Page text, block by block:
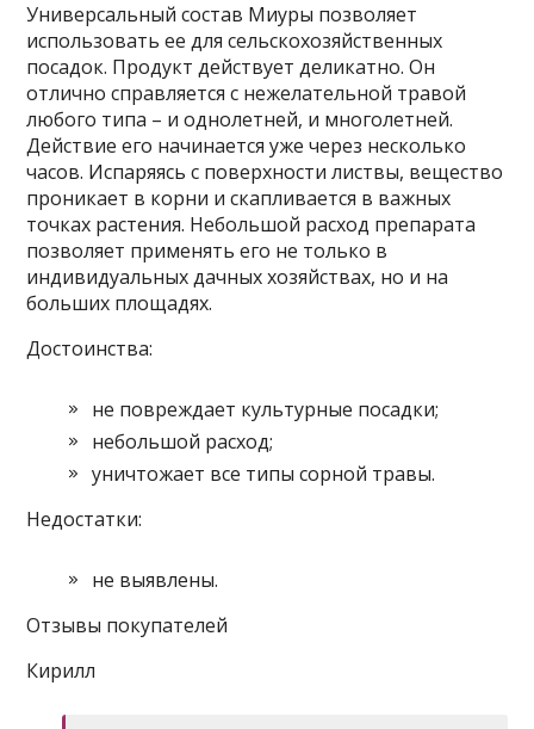
Универсальный состав Миуры позволяет
использовать ее для сельскохозяйственных
посадок. Продукт действует деликатно. Он
отлично справляется с нежелательной травой
любого типа – и однолетней, и многолетней.
Действие его начинается уже через несколько
часов. Испаряясь с поверхности листвы, вещество
проникает в корни и скапливается в важных
точках растения. Небольшой расход препарата
позволяет применять его не только в
индивидуальных дачных хозяйствах, но и на
больших площадях.
Достоинства:
не повреждает культурные посадки;
небольшой расход;
уничтожает все типы сорной травы.
Недостатки:
не выявлены.
Отзывы покупателей
Кирилл